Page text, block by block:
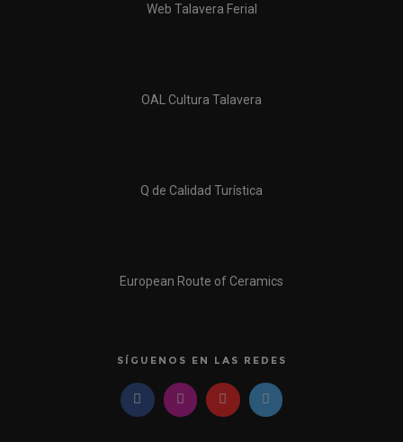
Web Talavera Ferial
OAL Cultura Talavera
Q de Calidad Turística
European Route of Ceramics
SÍGUENOS EN LAS REDES